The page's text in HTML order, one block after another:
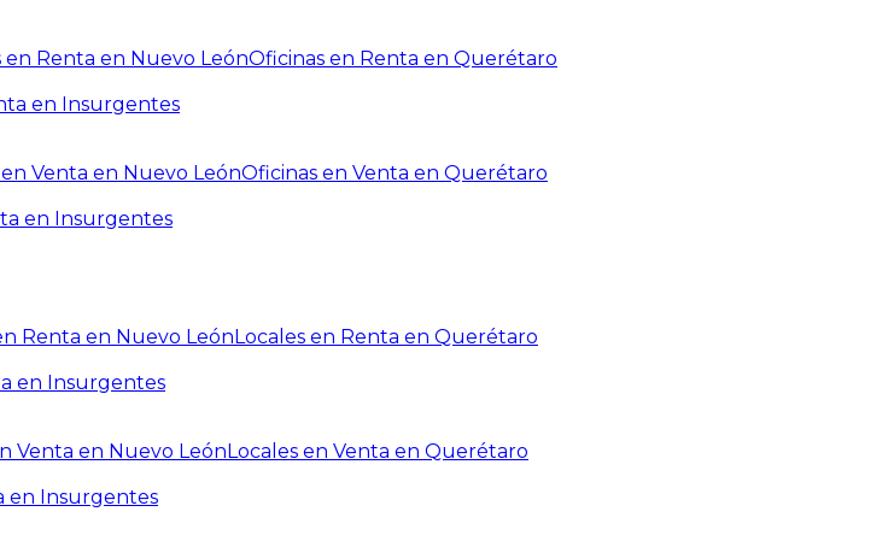
en Renta en Nuevo LeónOficinas en Renta en Querétaro
en Insurgentes
Venta en Nuevo LeónOficinas en Venta en Querétaro
en Insurgentes
Renta en Nuevo LeónLocales en Renta en Querétaro
en Insurgentes
Venta en Nuevo LeónLocales en Venta en Querétaro
en Insurgentes